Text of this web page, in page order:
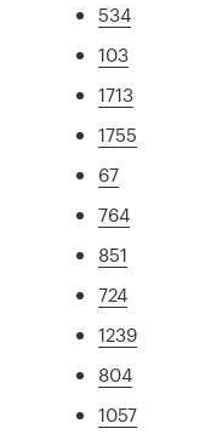
534
103
1713
1755
67
764
851
724
1239
804
1057